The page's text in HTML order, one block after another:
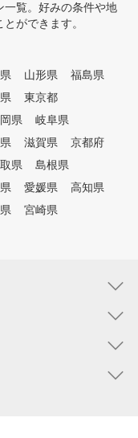
一覧。好みの条件や地
ができます。
山形県
福島県
東京都
県
岐阜県
滋賀県
京都府
県
島根県
愛媛県
高知県
宮崎県